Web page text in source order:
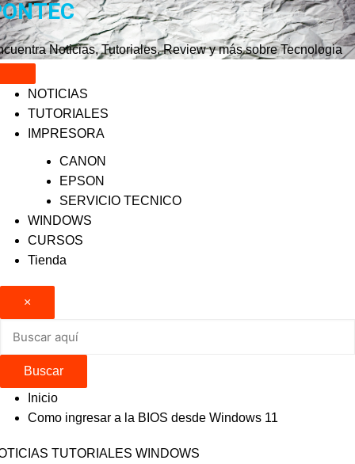
Saltar
al
contenidoNoticias, Tutoriales, Review y más sobre Tecnologia
NOTICIAS
TUTORIALES
IMPRESORA
CANON
EPSON
SERVICIO TECNICO
WINDOWS
CURSOS
Tienda
×
Buscar
Inicio
Como ingresar a la BIOS desde Windows 11
TUTORIALES WINDOWS